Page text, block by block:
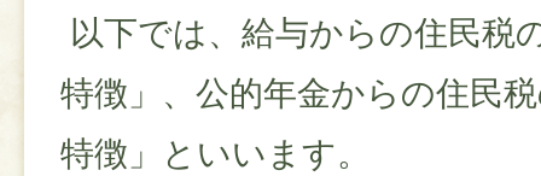
以下では、給与からの住民税
特徴」、公的年金からの住民
特徴」といいます。